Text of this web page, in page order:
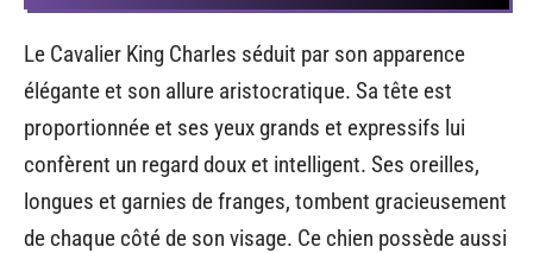
Le Cavalier King Charles séduit par son apparence
élégante et son allure aristocratique. Sa tête est
proportionnée et ses yeux grands et expressifs lui
confèrent un regard doux et intelligent. Ses oreilles,
longues et garnies de franges, tombent gracieusement
de chaque côté de son visage. Ce chien possède aussi